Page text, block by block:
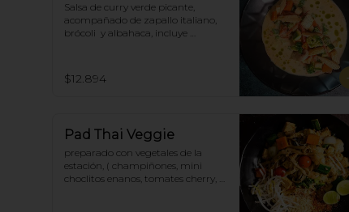
Salsa de curry verde picante,
acompañado de zapallo italiano,
brócoli  y albahaca, incluye
$12.894
Pad Thai Veggie
preparado con vegetales de la
estación, ( champiñones, mini
choclitos enanos, tomates cherry,